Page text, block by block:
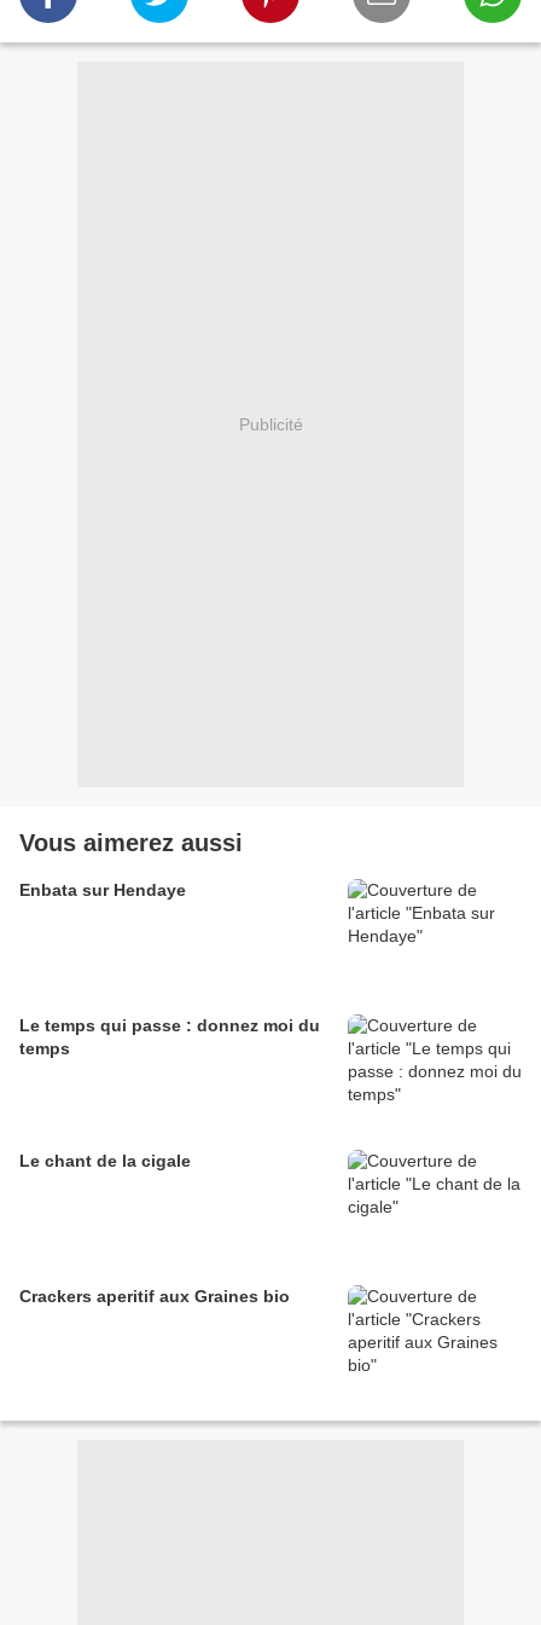
Publicité
Vous aimerez aussi
Enbata sur Hendaye
Le temps qui passe : donnez moi du
temps
Le chant de la cigale
Crackers aperitif aux Graines bio